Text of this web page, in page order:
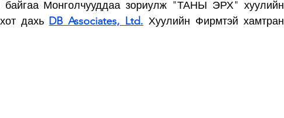
Монголчууддаа зориулж "ТАНЫ ЭРХ" хуулийн
дахь DB Associates, Ltd. Хуулийн Фирмтэй хамтран